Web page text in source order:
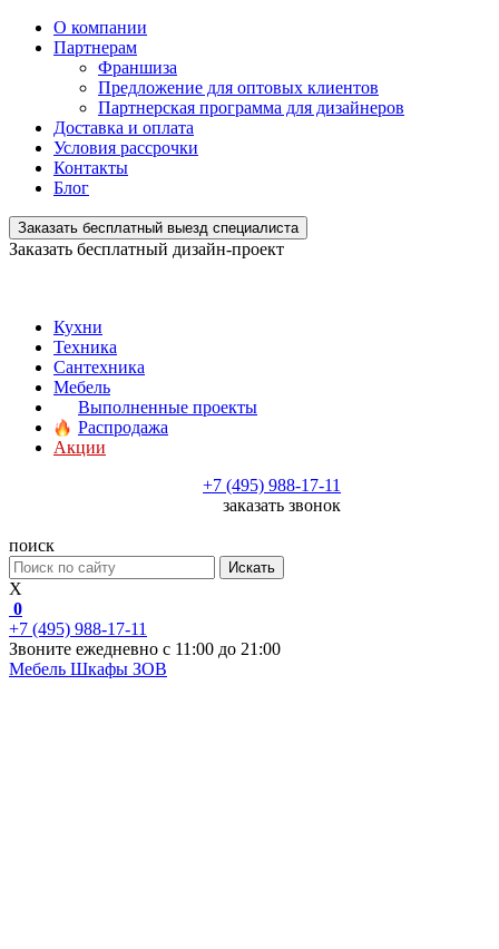
О компании
Партнерам
Франшиза
Предложение для оптовых клиентов
Партнерская программа для дизайнеров
Доставка и оплата
Условия рассрочки
Контакты
Блог
Заказать бесплатный выезд специалиста
Заказать бесплатный дизайн-проект
Кухни
Техника
Сантехника
Мебель
Выполненные проекты
Распродажа
Акции
+7 (495) 988-17-11
заказать звонок
поиск
Искать
X
0
+7 (495) 988-17-11
Звоните ежедневно с 11:00 до 21:00
Мебель Шкафы ЗОВ